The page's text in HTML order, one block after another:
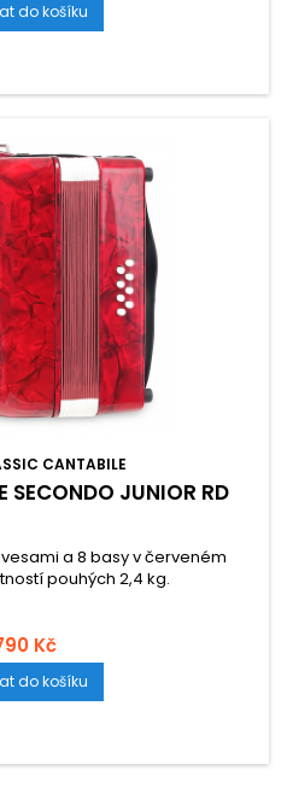
do košíku
CANTABILE
SECONDO JUNIOR RD
a 8 basy v červeném
pouhých 2,4 kg.
Kč
do košíku